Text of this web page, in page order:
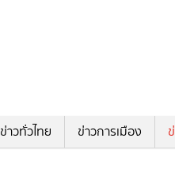
ข่าวทั่วไทย ข่าวการเมือง